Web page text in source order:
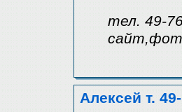
тел. 49-
Алексей т.